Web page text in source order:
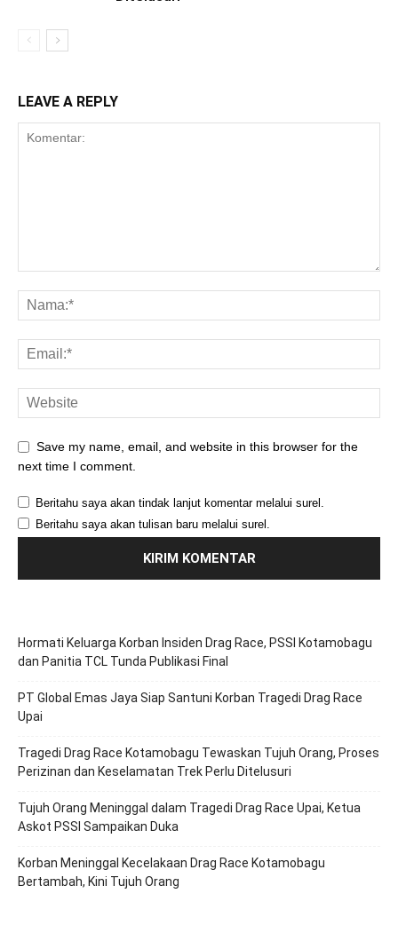
LEAVE A REPLY
Save my name, email, and website in this browser for the
next time I comment.
Beritahu saya akan tindak lanjut komentar melalui surel.
Beritahu saya akan tulisan baru melalui surel.
Hormati Keluarga Korban Insiden Drag Race, PSSI Kotamobagu
dan Panitia TCL Tunda Publikasi Final
PT Global Emas Jaya Siap Santuni Korban Tragedi Drag Race
Upai
Tragedi Drag Race Kotamobagu Tewaskan Tujuh Orang, Proses
Perizinan dan Keselamatan Trek Perlu Ditelusuri
Tujuh Orang Meninggal dalam Tragedi Drag Race Upai, Ketua
Askot PSSI Sampaikan Duka
Korban Meninggal Kecelakaan Drag Race Kotamobagu
Bertambah, Kini Tujuh Orang